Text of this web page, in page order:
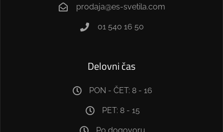
prodaja@es-svetila.com
01 540 16 50
Delovni čas
PON - ČET: 8 - 16
PET: 8 - 15